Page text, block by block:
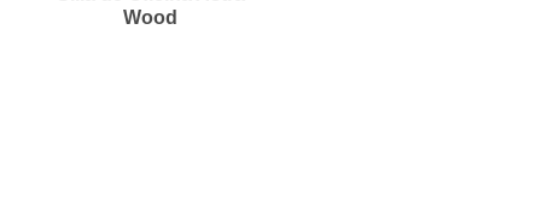
Wood